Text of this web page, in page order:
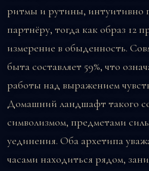
ритмы и рутины, интуитивно
партнёру, тогда как образ 12
измерение в обыденность.
быта составляет 59%, что
работы над выражением
Домашний ландшафт такого
символизмом, предметами
уединения. Оба архетипа
часами находиться рядом,